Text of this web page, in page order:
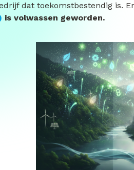
dat toekomstbestendig is.
is volwassen geworden.